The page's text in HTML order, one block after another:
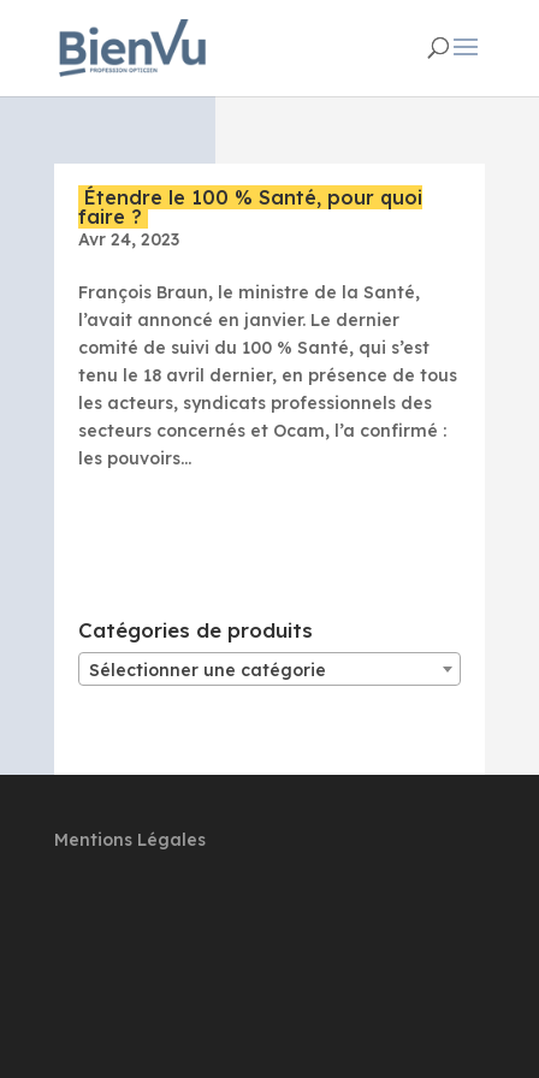
Étendre le 100 % Santé, pour quoi
faire ?
Avr 24, 2023
François Braun, le ministre de la Santé,
l’avait annoncé en janvier. Le dernier
comité de suivi du 100 % Santé, qui s’est
tenu le 18 avril dernier, en présence de tous
les acteurs, syndicats professionnels des
secteurs concernés et Ocam, l’a confirmé :
les pouvoirs...
Catégories de produits
Sélectionner une catégorie
Mentions Légales